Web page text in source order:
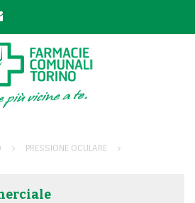
PRESSIONE OCULARE